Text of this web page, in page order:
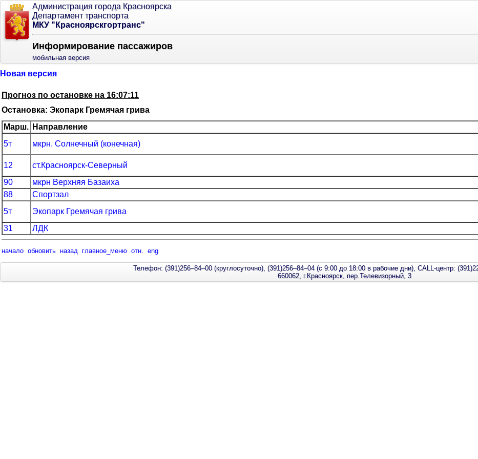
Администрация города Красноярска
Департамент транспорта
МКУ "Красноярскгортранс"
Информирование пассажиров
мобильная версия
Новая версия
Прогноз по остановке на 16:07:11
Остановка: Экопарк Гремячая грива
Марш. Направление
5т
мкрн. Солнечный (конечная)
12 ст.Красноярск-Северный
90
мкрн Верхняя Базаиха
88
Спортзал
5т
Экопарк Гремячая грива
31
ЛДК
начало обновить назад главное_меню отн. eng
Телефон: (391)256–84–00 (круглосуточно), (391)256–84–04 (с 9:00 до 18:00 в рабочие дни), CALL-центр:
660062, г.Красноярск, пер.Телевизорный, 3